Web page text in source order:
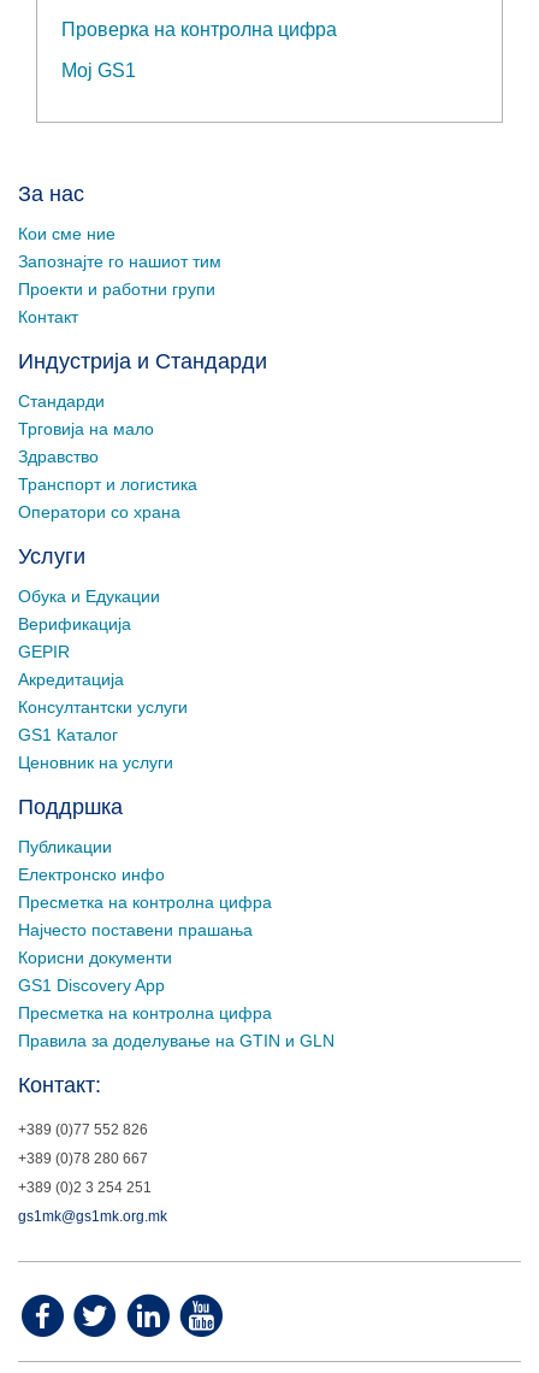
Проверка на контролна цифра
Мој GS1
За нас
Кои сме ние
Запознајте го нашиот тим
Проекти и работни групи
Контакт
Индустрија и Стандарди
Стандарди
Трговија на мало
Здравство
Транспорт и логистика
Оператори со храна
Услуги
Обука и Едукации
Верификација
GEPIR
Акредитација
Консултантски услуги
GS1 Каталог
Ценовник на услуги
Поддршка
Публикации
Електронско инфо
Пресметка на контролна цифра
Најчесто поставени прашања
Корисни документи
GS1 Discovery App
Пресметка на контролна цифра
Правила за доделување на GTIN и GLN
Контакт:
+389 (0)77 552 826
+389 (0)78 280 667
+389 (0)2 3 254 251
gs1mk@gs1mk.org.mk